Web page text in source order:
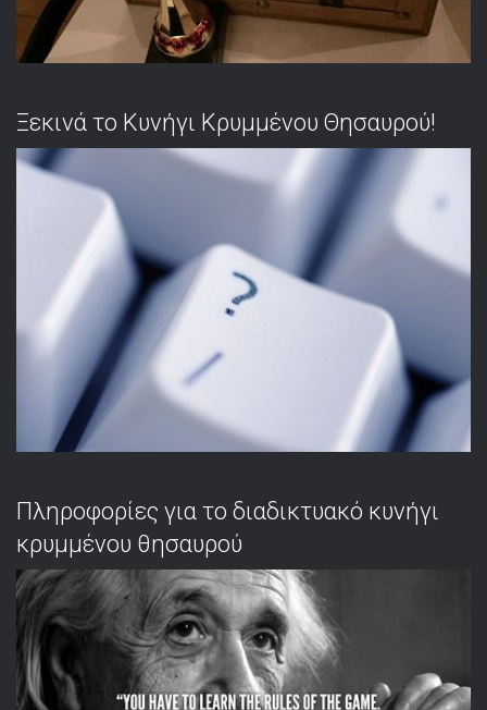
Ξεκινά το Κυνήγι Κρυμμένου Θησαυρού!
Πληροφορίες για το διαδικτυακό κυνήγι
κρυμμένου θησαυρού